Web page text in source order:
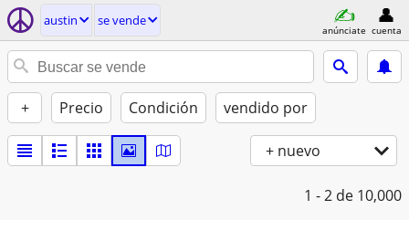
austin se vende
anúnciate cuenta
+ Precio Condición vendido por
+ nuevo
1 - 2 de 10,000